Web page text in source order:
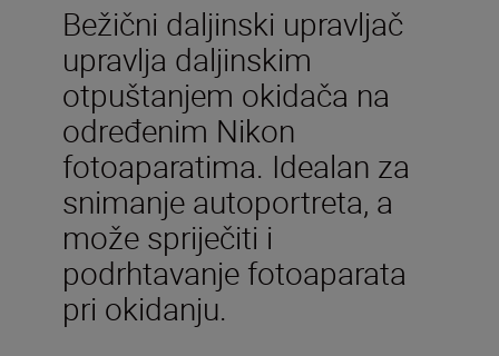
Bežični daljinski upravljač
upravlja daljinskim
otpuštanjem okidača na
određenim Nikon
fotoaparatima. Idealan za
snimanje autoportreta, a
može spriječiti i
podrhtavanje fotoaparata
pri okidanju.